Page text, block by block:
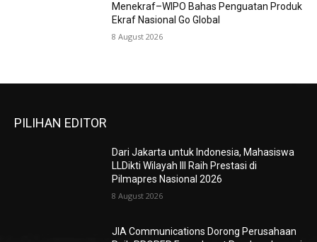
Menekraf–WIPO Bahas Penguatan Produk
Ekraf Nasional Go Global
8 August 2026
PILIHAN EDITOR
Dari Jakarta untuk Indonesia, Mahasiswa
LLDikti Wilayah III Raih Prestasi di
Pilmapres Nasional 2026
8 August 2026
JIA Communications Dorong Perusahaan